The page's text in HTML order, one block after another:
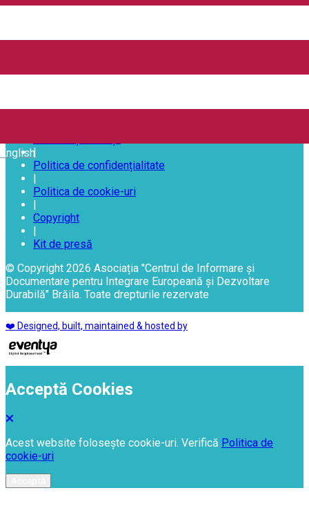
English
Contactează-ne
|
Politica de confidențialitate
|
Politica de cookie-uri
|
Copyright
|
Kit de presă
© Copyright 2026 Asociația "Centrul de Informare și
Documentare pentru Integrare Europeană și Dezvoltare
Durabilă" Brăila. Toate drepturile rezervate
❤️ Designed, built, maintained & hosted by
Acceptă Cookies
Acest website folosește cookie-uri. Verifică Politica de
cookie-uri